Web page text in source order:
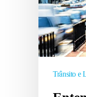
um
rodízio
de
veículos
Trânsito e